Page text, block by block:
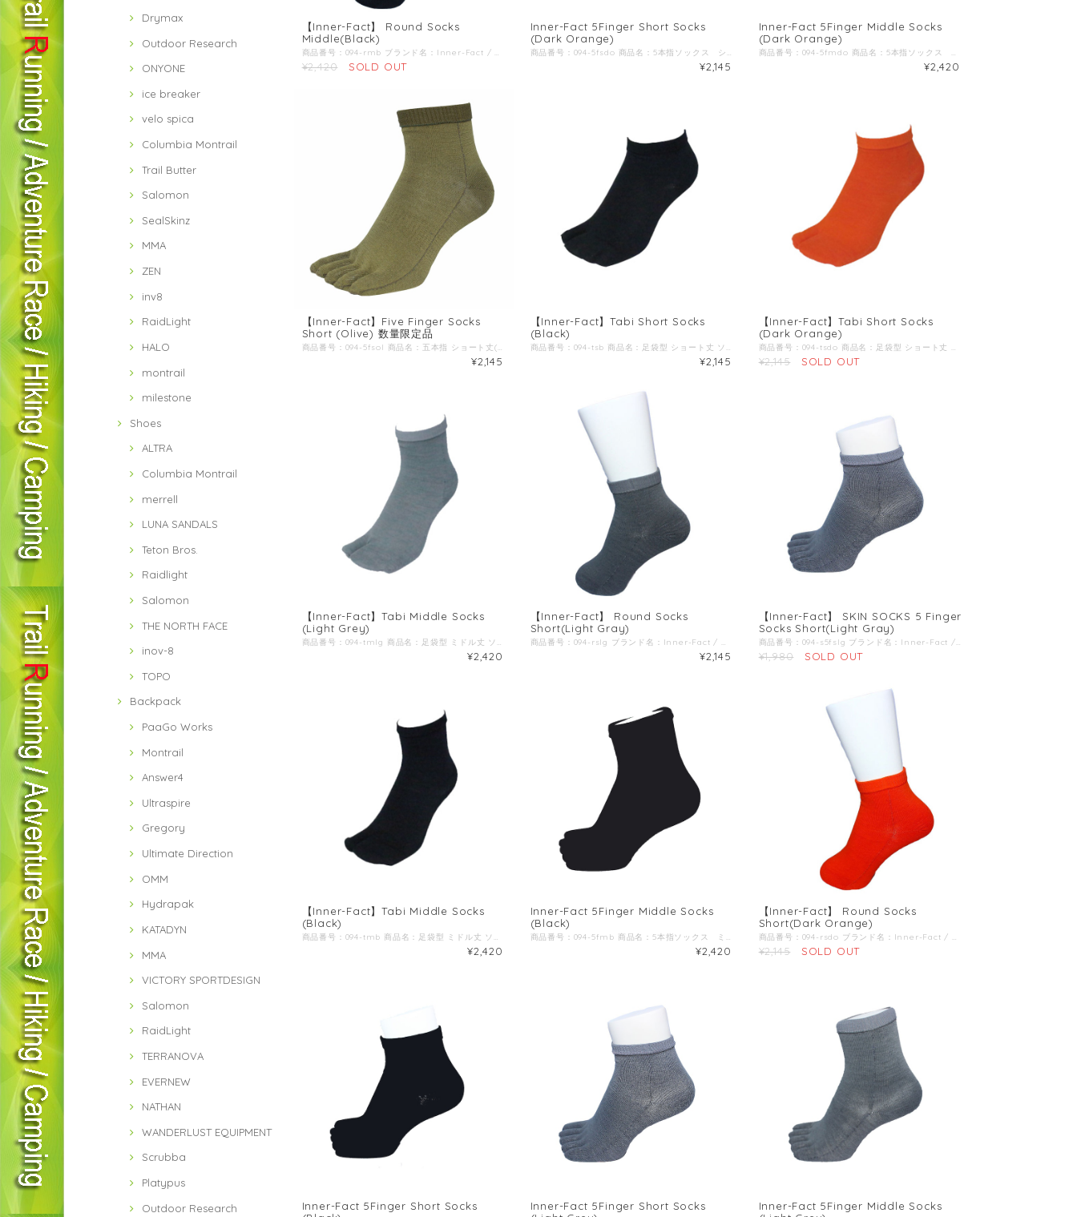
Drymax
Outdoor Research
ONYONE
ice breaker
velo spica
Columbia Montrail
Trail Butter
Salomon
SealSkinz
MMA
ZEN
inv8
RaidLight
HALO
montrail
milestone
Shoes
ALTRA
Columbia Montrail
merrell
LUNA SANDALS
Teton Bros.
Raidlight
Salomon
THE NORTH FACE
inov-8
TOPO
Backpack
PaaGo Works
Montrail
Answer4
Ultraspire
Gregory
Ultimate Direction
OMM
Hydrapak
KATADYN
MMA
VICTORY SPORTDESIGN
Salomon
RaidLight
TERRANOVA
EVERNEW
NATHAN
WANDERLUST EQUIPMENT
Scrubba
Platypus
Outdoor Research
【Inner-Fact】 Round Socks
Middle(Black)
商品番号：094-rmb ブランド名：Inner-Fact / インナーファクト / 商品名：ラウンド ミドル丈 商品説明：インナーファクトは雨、水たまり、滝汗、朝露や夜露、どぼんをしたとき、足元が濡れる要因が多いシチュエーションでも安心のドライ感を提供。長時間の縦走やトレイルラン、ウルトララン、沢登り、ハードな環境下でも信頼できる耐久性を実現。細かい部分にも配慮し、着用者にストレスを与えないモノづくり、妥協せず改善を続けていくモノづくり。再利用可能なパッケージにする事でゴミを減らす。 Color：Black ドライ感-DRY：靴下の主繊維に使用しているラミー（麻）は天然繊維の中で最もドライ感（吸湿速乾性）と耐久性に優れた素材。足元が濡れやすく長時間移動するシチュエーションにおいてドライ感は最も重要な部分。靴下の生地自体も比較的薄めの為、水分の保水率が少なく「濡れた感じがしない」ストレスフリーな靴下。靴下が濡れることで摩擦係数も高くなり足のダメージやトラブルの大きな要因に。約80%を天然繊維であるラミーを使用している為、環境にも優しくアウトドアアクティビティにおいての自然環境配備にも考慮した一足。 耐久性-TOUGH：ドライ感だけでなく耐久性の高さも誇るラミー（麻）はアウトドアアクティビティにおいてハードな使用にも耐えうる耐久性を実現。ウールや化学繊維の様な厚みを持たせる事なく耐久性を実現可能な為、より足裏感覚を敏感に捉える事が出来る。消臭効果も高い為、長時間の工程において少ない着替えで済み、より身軽にフィールドへ足を進める事が可能に。＜br＞ 平均して一足で、1,000km オーバーの歩行走行距離でも穴があかないとのフィードバックも多数。 靴下は消耗品ではなく、一つの重要な「ギア」として提案。ただし SKIN SOCKS はこの半分の耐久性。 情熱-PASSION：長時間行動し続けると、脚がむくみちょっとしたストレスが体力を削り、トラブルになる事も。靴下を作る際には網目が出ないホールガーメント機を使用し、更に足首部分の折り返しをあえて外側に配置する事で肌に触れる内側の面をフラットに。凹凸がない事でスレも抑制出来、長時間着用した際の脚への生地の食い込みも解決。刺繍によるロゴマークすら排除する事でわずか数グラムを削る前準備の精神性すら大事にする靴下。 パッケージ：アウトドアアクティビティにおいて雨や汗などで荷物が濡れてしまう事はよくある事。貴重品や小物、濡れては困る物をまとめて収納可能。パッケージ右側側面がジップロックの様に密封可能で水の侵入を防ぐ。たかがパッケージを再利用可能にする事でゴミ削減に繋げる。 丈の長さ：ミドル-足首- ショート丈＋5cm程の長さで、足首の隙間が生まれにくく小石の侵入を防ぐ。タイツと靴下の隙間日焼け予防にもちょうど良い長さ。 指型-FINGER TYPE：ROUND型-ラウンド型- 履きやすさを追求したラウンドタイプ。足が濡れている状態でも素早く着脱可能 薄さ-THINNESS：NORMAL -ノーマル- 耐久性の高さと厚過ぎない適度な薄さが安定の安定感。薄過ぎずシューズサイズが変わらず使える一足。 原材料：ラミー(苧麻)、ナイロン、ポリウレタン、ポリエステル
¥2,420 SOLD OUT
Inner-Fact 5Finger Short Socks
(Dark Orange)
商品番号：094-5fsdo 商品名：5本指ソックス ショート(くるぶし丈) ダークオレンジ ブランド名：Inner-Fact / インナーファクト 生産国：日本 原材料：ラミー(苧麻)、ナイロン、ポリウレタン、ポリエステル ◆商品説明：高いドライ感(吸湿速乾性)と耐久性を備えた五本指ソックス。 種繊維にラミー(苧麻)と言われる麻の繊維を採用。 ラミーは天然繊維の中で最も耐久性が高く、高いドライ感を兼ね備えており、潤質時に耐久性を増す特徴を持っているため、シューズ内で汗を吸収する靴下には最適な素材です。 また、野外で行う競技の中でもトレイルランやアドベンチャーレース、ウルトラランなど天候や環境によって濡れる可能性が高いシチュエーションの競技には最適な素材だと考えます。 滑り止めやコンプレッションなどの機能性をあえて排除し、競技者の足へのトラブルやストレスを如何に軽減することが出来るかに注力した、シンプルな靴下です。 ◆ポイント１ 足首部分の折り返しの凹凸を外側に持ってくることで、肌に当たる面はフラットに加工 ウルトラランやトレイルラン、アドベンチャーレースでは走行距離が数百キロという大会も珍しくなく、競技時間も複数日にまたがる場合も多々あるため、長時間履いても食い込みや擦過傷を軽減する為に折り返しの凹凸を外側に配置。 ◆ポイント２ 足指のフィット感にこだわった長さ 足指部分の生地が短かいと指先部分にテンションがかかるため、破れやすくなったり足指が引っ張られ浮指の原因になり体幹が損なわれる場合もあります。 また、足指の股の部分までしっかり生地が届かないと隙間に表面張力で汗や水が溜まることがあり、シワになりやすくスレやマメなどのトラブルの原因になることもあります。 ◆ポイント3 シューズに干渉しない丈の長さ 丈が短すぎると足とシューズが干渉しスレの原因になったり、くるぶしと靴下の間に隙間ができ小石がが入ってしまう事も。 くるぶしが隠れ、長すぎない長さにする事でストレスを感じにくくなります。 ◆ポイント4 サイズ識別ライン ご家族やチーム単位で洗濯を行った際に、サイズが把握出来るように足首の内側にサイズ識別ラインを入れております。 赤：S(22-24cm) 黄色：M(25-27cm) 青：L(28-30cm) ◆ポイント5 パッケージのこだわり ジップタイプでしっかり密封出来るので、替えの靴下としてパッケージのままバックパックなどに入れていても汗や突然の雨などでも中身が濡れません。 また、山地図や貴重品、補給食などを入れての二次仕様にもオススメです。
¥2,145
Inner-Fact 5Finger Middle Socks
(Dark Orange)
商品番号：094-5fmdo 商品名：5本指ソックス ミドル(足首丈) ダークオレンジ ブランド名：Inner-Fact / インナーファクト 生産国：日本 原材料：ラミー(苧麻)、ナイロン、ポリウレタン、ポリエステル ◆商品説明： 高いドライ感(吸湿速乾性)と耐久性を備えた五本指ソックス。 種繊維にラミー(苧麻)と言われる麻の繊維を採用。 ラミーは天然繊維の中で最も耐久性が高く、高いドライ感を兼ね備えており、潤質時に耐久性を増す特徴を持っているため、シューズ内で汗を吸収する靴下には最適な素材です。 また、野外で行う競技の中でもトレイルランやアドベンチャーレース、ウルトラランなど天候や環境によって濡れる可能性が高いシチュエーションの競技には最適な素材だと考えます。 滑り止めやコンプレッションなどの機能性をあえて排除し、競技者の足へのトラブルやストレスを如何に軽減することが出来るかに注力した、シンプルな靴下です。 ◆ポイント１ 足首部分の折り返しの凹凸を外側に持ってくることで、肌に当たる面はフラットに加工 ウルトラランやトレイルラン、アドベンチャーレースでは走行距離が数百キロという大会も珍しくなく、競技時間も複数日にまたがる場合も多々あるため、長時間履いても食い込みや擦過傷を軽減する為に折り返しの凹凸を外側に配置。 ◆ポイント２ 足指のフィット感にこだわった長さ 足指部分の生地が短かいと指先部分にテンションがかかるため、破れやすくなったり足指が引っ張られ浮指の原因になり体幹が損なわれる場合もあります。 また、足指の股の部分までしっかり生地が届かないと隙間に表面張力で汗や水が溜まることがあり、シワになりやすくスレやマメなどのトラブルの原因になることもあります。 ◆ポイント3 ショート丈+5cm トレイルやアドベンチャーレースで足首の汚れ防止、草木での擦過傷予防、ヒルやダニの予防には長めのタイプを選ぶのも一つの手段です。 寒さ対策や、タイツとの隙間の日焼け予防にも使えます。 ◆ポイント4 サイズ識別ライン ご家族やチーム単位で洗濯を行った際に、サイズが把握出来るように足首の内側にサイズ識別ラインを入れております。 赤：S(22-24cm) 黄色：M(25-27cm) 青：L(28-30cm) ◆ポイント5 パッケージのこだわり ジップタイプでしっかり密封出来るので、替えの靴下としてパッケージのままバックパックなどに入れていても汗や突然の雨などでも中身が濡れません。 また、山地図や貴重品、補給食などを入れての二次仕様にもオススメです。
¥2,420
【Inner-Fact】Five Finger Socks
Short (Olive) 数量限定品
商品番号：094-5fsol 商品名：五本指 ショート丈(足首丈) (オリーブ) ブランド名：Inner-Fact / インナーファクト 生産国：日本 原材料：ラミー(苧麻)、ナイロン、ポリウレタン、ポリエステル ◆商品説明：高いドライ感(吸湿速乾性)と耐久性を備えた五本指ソックス。 種繊維にラミー(苧麻)と言われる麻の繊維を採用。 ラミーは天然繊維の中で最も耐久性が高く、高いドライ感を兼ね備えており、潤質時に耐久性を増す特徴を持っているため、シューズ内で汗を吸収する靴下には最適な素材です。 また、野外で行う競技の中でもトレイルランやアドベンチャーレース、ウルトラランなど天候や環境によって濡れる可能性が高いシチュエーションの競技には最適な素材だと考えます。 滑り止めやコンプレッションなどの機能性をあえて排除し、競技者の足へのトラブルやストレスを如何に軽減することが出来るかに注力した、シンプルな靴下です。 ◆ポイント１ 足首部分の折り返しの凹凸を外側に持ってくることで、肌に当たる面はフラットに加工 ウルトラランやトレイルラン、アドベンチャーレースでは走行距離が数百キロという大会も珍しくなく、競技時間も複数日にまたがる場合も多々あるため、長時間履いても食い込みや擦過傷を軽減する為に折り返しの凹凸を外側に配置。 ◆ポイント２ 足指のフィット感にこだわった長さ 足指部分の生地が短かいと指先部分にテンションがかかるため、破れやすくなったり足指が引っ張られ浮指の原因になり体幹が損なわれる場合もあります。 また、足指の股の部分までしっかり生地が届かないと隙間に表面張力で汗や水が溜まることがあり、シワになりやすくスレやマメなどのトラブルの原因になることもあります。 ◆ポイント3 シューズに干渉しない丈の長さ 丈が短すぎると足とシューズが干渉しスレの原因になったり、くるぶしと靴下の間に隙間ができ小石がが入ってしまう事も。 くるぶしが隠れ、長すぎない長さにする事でストレスを感じにくくなります。 ◆ポイント4 サイズ識別ライン ご家族やチーム単位で洗濯を行った際に、サイズが把握出来るように足首の内側にサイズ識別ラインを入れております。 赤：S(22-24cm) 黄色：M(25-27cm) 青：L(28-30cm) ◆ポイント5 パッケージのこだわり ジップタイプでしっかり密封出来るので、替えの靴下としてパッケージのままバックパックなどに入れていても汗や突然の雨などでも中身が濡れません。 また、山地図や貴重品、補給食などを入れての二次仕様にもオススメです。
¥2,145
【Inner-Fact】Tabi Short Socks
(Black)
商品番号：094-tsb 商品名：足袋型 ショート丈 ソックス (ブラック) ブランド名：Inner-Fact / インナーファクト 生産国：日本 原材料：ラミー(苧麻)、ナイロン、ポリウレタン、ポリエステル ◆商品説明：高いドライ感(吸湿速乾性)と耐久性を備えた五本指ソックス。 種繊維にラミー(苧麻)と言われる麻の繊維を採用。 ラミーは天然繊維の中で最も耐久性が高く、高いドライ感を兼ね備えており、潤質時に耐久性を増す特徴を持っているため、シューズ内で汗を吸収する靴下には最適な素材です。 また、野外で行う競技の中でもトレイルランやアドベンチャーレース、ウルトラランなど天候や環境によって濡れる可能性が高いシチュエーションの競技には最適な素材だと考えます。 滑り止めやコンプレッションなどの機能性をあえて排除し、競技者の足へのトラブルやストレスを如何に軽減することが出来るかに注力した、シンプルな靴下です。 ◆ポイント１ 足首部分の折り返しの凹凸を外側に持ってくることで、肌に当たる面はフラットに加工 ウルトラランやトレイルラン、アドベンチャーレースでは走行距離が数百キロという大会も珍しくなく、競技時間も複数日にまたがる場合も多々あるため、長時間履いても食い込みや擦過傷を軽減する為に折り返しの凹凸を外側に配置。 ◆ポイント２ 足指を意識した靴下を使いたいが、五本指は履きにくい、時間がかかるという方にオススメなのが足袋型タイプです。 トライアスロンのスイムからランへのトランジットも、五本指を履くよりは履きやすいためタイムロス予防にも繋がります。 ◆ポイント3 シューズに干渉しない丈の長さ 丈が短すぎると足とシューズが干渉しスレの原因になったり、くるぶしと靴下の間に隙間ができ小石がが入ってしまう事も。 くるぶしが隠れ、長すぎない長さにする事でストレスを感じにくくなります。 ◆ポイント4 サイズ識別ライン ご家族やチーム単位で洗濯を行った際に、サイズが把握出来るように足首の内側にサイズ識別ラインを入れております。 赤：S(22-24cm) 黄色：M(25-27cm) 青：L(28-30cm) ◆ポイント5 パッケージのこだわり ジップタイプでしっかり密封出来るので、替えの靴下としてパッケージのままバックパックなどに入れていても汗や突然の雨などでも中身が濡れません。 また、山地図や貴重品、補給食などを入れての二次仕様にもオススメです。
¥2,145
【Inner-Fact】Tabi Short Socks
(Dark Orange)
商品番号：094-tsdo 商品名：足袋型 ショート丈 ソックス (ダークオレンジ) ブランド名：Inner-Fact / インナーファクト 生産国：日本 原材料：ラミー(苧麻)、ナイロン、ポリウレタン、ポリエステル ◆商品説明：高いドライ感(吸湿速乾性)と耐久性を備えた五本指ソックス。 種繊維にラミー(苧麻)と言われる麻の繊維を採用。 ラミーは天然繊維の中で最も耐久性が高く、高いドライ感を兼ね備えており、潤質時に耐久性を増す特徴を持っているため、シューズ内で汗を吸収する靴下には最適な素材です。 また、野外で行う競技の中でもトレイルランやアドベンチャーレース、ウルトラランなど天候や環境によって濡れる可能性が高いシチュエーションの競技には最適な素材だと考えます。 滑り止めやコンプレッションなどの機能性をあえて排除し、競技者の足へのトラブルやストレスを如何に軽減することが出来るかに注力した、シンプルな靴下です。 ◆ポイント１ 足首部分の折り返しの凹凸を外側に持ってくることで、肌に当たる面はフラットに加工 ウルトラランやトレイルラン、アドベンチャーレースでは走行距離が数百キロという大会も珍しくなく、競技時間も複数日にまたがる場合も多々あるため、長時間履いても食い込みや擦過傷を軽減する為に折り返しの凹凸を外側に配置。 ◆ポイント２ 足指を意識した靴下を使いたいが、五本指は履きにくい、時間がかかるという方にオススメなのが足袋型タイプです。 トライアスロンのスイムからランへのトランジットも、五本指を履くよりは履きやすいためタイムロス予防にも繋がります。 ◆ポイント3 シューズに干渉しない丈の長さ 丈が短すぎると足とシューズが干渉しスレの原因になったり、くるぶしと靴下の間に隙間ができ小石がが入ってしまう事も。 くるぶしが隠れ、長すぎない長さにする事でストレスを感じにくくなります。 ◆ポイント4 サイズ識別ライン ご家族やチーム単位で洗濯を行った際に、サイズが把握出来るように足首の内側にサイズ識別ラインを入れております。 赤：S(22-24cm) 黄色：M(25-27cm) 青：L(28-30cm) ◆ポイント5 パッケージのこだわり ジップタイプでしっかり密封出来るので、替えの靴下としてパッケージのままバックパックなどに入れていても汗や突然の雨などでも中身が濡れません。 また、山地図や貴重品、補給食などを入れての二次仕様にもオススメです。
¥2,145 SOLD OUT
【Inner-Fact】Tabi Middle Socks
(Light Grey)
商品番号：094-tmlg 商品名：足袋型 ミドル丈 ソックス (ライトグレー) ブランド名：Inner-Fact / インナーファクト 生産国：日本 原材料：ラミー(苧麻)、ナイロン、ポリウレタン、ポリエステル ◆商品説明：高いドライ感(吸湿速乾性)と耐久性を備えた五本指ソックス。 種繊維にラミー(苧麻)と言われる麻の繊維を採用。 ラミーは天然繊維の中で最も耐久性が高く、高いドライ感を兼ね備えており、潤質時に耐久性を増す特徴を持っているため、シューズ内で汗を吸収する靴下には最適な素材です。 また、野外で行う競技の中でもトレイルランやアドベンチャーレース、ウルトラランなど天候や環境によって濡れる可能性が高いシチュエーションの競技には最適な素材だと考えます。 滑り止めやコンプレッションなどの機能性をあえて排除し、競技者の足へのトラブルやストレスを如何に軽減することが出来るかに注力した、シンプルな靴下です。 ◆ポイント１ 足首部分の折り返しの凹凸を外側に持ってくることで、肌に当たる面はフラットに加工 ウルトラランやトレイルラン、アドベンチャーレースでは走行距離が数百キロという大会も珍しくなく、競技時間も複数日にまたがる場合も多々あるため、長時間履いても食い込みや擦過傷を軽減する為に折り返しの凹凸を外側に配置。 ◆ポイント２ 足指を意識した靴下を使いたいが、五本指は履きにくい、時間がかかるという方にオススメなのが足袋型タイプです。 トライアスロンのスイムからランへのトランジットも、五本指を履くよりは履きやすいためタイムロス予防にも繋がります。 ◆ポイント3 シューズに干渉しない丈の長さ 丈が短すぎると足とシューズが干渉しスレの原因になったり、くるぶしと靴下の間に隙間ができ小石がが入ってしまう事も。 くるぶしが隠れ、長すぎない長さにする事でストレスを感じにくくなります。 ◆ポイント4 サイズ識別ライン ご家族やチーム単位で洗濯を行った際に、サイズが把握出来るように足首の内側にサイズ識別ラインを入れております。 赤：S(22-24cm) 黄色：M(25-27cm) 青：L(28-30cm) ◆ポイント5 パッケージのこだわり ジップタイプでしっかり密封出来るので、替えの靴下としてパッケージのままバックパックなどに入れていても汗や突然の雨などでも中身が濡れません。 また、山地図や貴重品、補給食などを入れての二次仕様にもオススメです。
¥2,420
【Inner-Fact】 Round Socks
Short(Light Gray)
商品番号：094-rslg ブランド名：Inner-Fact / インナーファクト / 商品名：ラウンド ショート丈 商品説明：インナーファクトは雨、水たまり、滝汗、朝露や夜露、どぼんをしたとき、足元が濡れる要因が多いシチュエーションでも安心のドライ感を提供。長時間の縦走やトレイルラン、ウルトララン、沢登り、ハードな環境下でも信頼できる耐久性を実現。細かい部分にも配慮し、着用者にストレスを与えないモノづくり、妥協せず改善を続けていくモノづくり。再利用可能なパッケージにする事でゴミを減らす。 Color：Light Gray ドライ感-DRY：靴下の主繊維に使用しているラミー（麻）は天然繊維の中で最もドライ感（吸湿速乾性）と耐久性に優れた素材。足元が濡れやすく長時間移動するシチュエーションにおいてドライ感は最も重要な部分。靴下の生地自体も比較的薄めの為、水分の保水率が少なく「濡れた感じがしない」ストレスフリーな靴下。靴下が濡れることで摩擦係数も高くなり足のダメージやトラブルの大きな要因に。約80%を天然繊維であるラミーを使用している為、環境にも優しくアウトドアアクティビティにおいての自然環境配備にも考慮した一足。 耐久性-TOUGH：ドライ感だけでなく耐久性の高さも誇るラミー（麻）はアウトドアアクティビティにおいてハードな使用にも耐えうる耐久性を実現。ウールや化学繊維の様な厚みを持たせる事なく耐久性を実現可能な為、より足裏感覚を敏感に捉える事が出来る。消臭効果も高い為、長時間の工程において少ない着替えで済み、より身軽にフィールドへ足を進める事が可能に。＜br＞ 平均して一足で、1,000km オーバーの歩行走行距離でも穴があかないとのフィードバックも多数。 靴下は消耗品ではなく、一つの重要な「ギア」として提案。ただし SKIN SOCKS はこの半分の耐久性。 情熱-PASSION：長時間行動し続けると、脚がむくみちょっとしたストレスが体力を削り、トラブルになる事も。靴下を作る際には網目が出ないホールガーメント機を使用し、更に足首部分の折り返しをあえて外側に配置する事で肌に触れる内側の面をフラットに。凹凸がない事でスレも抑制出来、長時間着用した際の脚への生地の食い込みも解決。刺繍によるロゴマークすら排除する事でわずか数グラムを削る前準備の精神性すら大事にする靴下。 パッケージ：アウトドアアクティビティにおいて雨や汗などで荷物が濡れてしまう事はよくある事。貴重品や小物、濡れては困る物をまとめて収納可能。パッケージ右側側面がジップロックの様に密封可能で水の侵入を防ぐ。たかがパッケージを再利用可能にする事でゴミ削減に繋げる。 丈の長さ：ショート-くるぶし- くるぶし上の丈でシューズに履き口が足首に干渉しない。シューズを履いた際に2cm前後靴下の色が見える長さ。 指型-FINGER TYPE：ROUND型-ラウンド型- 履きやすさを追求したラウンドタイプ。足が濡れている状態でも素早く着脱可能 薄さ-THINNESS：NORMAL -ノーマル- 耐久性の高さと厚過ぎない適度な薄さが安定の安定感。薄過ぎずシューズサイズが変わらず使える一足。 原材料：ラミー(苧麻)、ナイロン、ポリウレタン、ポリエステル
¥2,145
【Inner-Fact】 SKIN SOCKS 5 Finger
Socks Short(Light Gray)
商品番号：094-s5fslg ブランド名：Inner-Fact / インナーファクト / 商品名：SKIN SOCKS 五本指 ショート丈 商品説明：インナーファクトは雨、水たまり、滝汗、朝露や夜露、どぼんをしたとき、足元が濡れる要因が多いシチュエーションでも安心のドライ感を提供。長時間の縦走やトレイルラン、ウルトララン、沢登り、ハードな環境下でも信頼できる耐久性を実現。細かい部分にも配慮し、着用者にストレスを与えないモノづくり、妥協せず改善を続けていくモノづくり。再利用可能なパッケージにする事でゴミを減らす。 Color：Light Gray ドライ感-DRY：靴下の主繊維に使用しているラミー（麻）は天然繊維の中で最もドライ感（吸湿速乾性）と耐久性に優れた素材。足元が濡れやすく長時間移動するシチュエーションにおいてドライ感は最も重要な部分。靴下の生地自体も比較的薄めの為、水分の保水率が少なく「濡れた感じがしない」ストレスフリーな靴下。靴下が濡れることで摩擦係数も高くなり足のダメージやトラブルの大きな要因に。約80%を天然繊維であるラミーを使用している為、環境にも優しくアウトドアアクティビティにおいての自然環境配備にも考慮した一足。 耐久性-TOUGH：ドライ感だけでなく耐久性の高さも誇るラミー（麻）はアウトドアアクティビティにおいてハードな使用にも耐えうる耐久性を実現。ウールや化学繊維の様な厚みを持たせる事なく耐久性を実現可能な為、より足裏感覚を敏感に捉える事が出来る。消臭効果も高い為、長時間の工程において少ない着替えで済み、より身軽にフィールドへ足を進める事が可能に。＜br＞ 平均して一足で、1,000km オーバーの歩行走行距離でも穴があかないとのフィードバックも多数。 靴下は消耗品ではなく、一つの重要な「ギア」として提案。ただし SKIN SOCKS はこの半分の耐久性。 情熱-PASSION：長時間行動し続けると、脚がむくみちょっとしたストレスが体力を削り、トラブルになる事も。靴下を作る際には網目が出ないホールガーメント機を使用し、更に足首部分の折り返しをあえて外側に配置する事で肌に触れる内側の面をフラットに。凹凸がない事でスレも抑制出来、長時間着用した際の脚への生地の食い込みも解決。刺繍によるロゴマークすら排除する事でわずか数グラムを削る前準備の精神性すら大事にする靴下。 パッケージ：アウトドアアクティビティにおいて雨や汗などで荷物が濡れてしまう事はよくある事。貴重品や小物、濡れては困る物をまとめて収納可能。パッケージ右側側面がジップロックの様に密封可能で水の侵入を防ぐ。たかがパッケージを再利用可能にする事でゴミ削減に繋げる。 丈の長さ：ショート-くるぶし- くるぶし上の丈でシューズに履き口が足首に干渉しない。シューズを履いた際に2cm前後靴下の色が見える長さ。 指型-FINGER TYPE：5 FINGER -五本指- 最もドライ感を感じやすい五本指タイプ。指の長さもしっかり長めで窮屈感を感じさせない長さ。 薄さ-THINNESS：SKIN SOCKS -極薄- 圧倒的なドライ感と素足感覚を誇る極薄タイプ。しなやかさと柔らかさは極上の履き心地。 原材料：ラミー(苧麻)、ナイロン、ポリウレタン、ポリエステル
¥1,980 SOLD OUT
【Inner-Fact】Tabi Middle Socks
(Black)
商品番号：094-tmb 商品名：足袋型 ミドル丈 ソックス (ブラック) ブランド名：Inner-Fact / インナーファクト 生産国：日本 原材料：ラミー(苧麻)、ナイロン、ポリウレタン、ポリエステル ◆商品説明：高いドライ感(吸湿速乾性)と耐久性を備えた五本指ソックス。 種繊維にラミー(苧麻)と言われる麻の繊維を採用。 ラミーは天然繊維の中で最も耐久性が高く、高いドライ感を兼ね備えており、潤質時に耐久性を増す特徴を持っているため、シューズ内で汗を吸収する靴下には最適な素材です。 また、野外で行う競技の中でもトレイルランやアドベンチャーレース、ウルトラランなど天候や環境によって濡れる可能性が高いシチュエーションの競技には最適な素材だと考えます。 滑り止めやコンプレッションなどの機能性をあえて排除し、競技者の足へのトラブルやストレスを如何に軽減することが出来るかに注力した、シンプルな靴下です。 ◆ポイント１ 足首部分の折り返しの凹凸を外側に持ってくることで、肌に当たる面はフラットに加工 ウルトラランやトレイルラン、アドベンチャーレースでは走行距離が数百キロという大会も珍しくなく、競技時間も複数日にまたがる場合も多々あるため、長時間履いても食い込みや擦過傷を軽減する為に折り返しの凹凸を外側に配置。 ◆ポイント２ 足指を意識した靴下を使いたいが、五本指は履きにくい、時間がかかるという方にオススメなのが足袋型タイプです。 トライアスロンのスイムからランへのトランジットも、五本指を履くよりは履きやすいためタイムロス予防にも繋がります。 ◆ポイント3 シューズに干渉しない丈の長さ 丈が短すぎると足とシューズが干渉しスレの原因になったり、くるぶしと靴下の間に隙間ができ小石がが入ってしまう事も。 くるぶしが隠れ、長すぎない長さにする事でストレスを感じにくくなります。 ◆ポイント4 サイズ識別ライン ご家族やチーム単位で洗濯を行った際に、サイズが把握出来るように足首の内側にサイズ識別ラインを入れております。 赤：S(22-24cm) 黄色：M(25-27cm) 青：L(28-30cm) ◆ポイント5 パッケージのこだわり ジップタイプでしっかり密封出来るので、替えの靴下としてパッケージのままバックパックなどに入れていても汗や突然の雨などでも中身が濡れません。 また、山地図や貴重品、補給食などを入れての二次仕様にもオススメです。
¥2,420
Inner-Fact 5Finger Middle Socks
(Black)
商品番号：094-5fmb 商品名：5本指ソックス ミドル(足首丈) ブラック ブランド名：Inner-Fact / インナーファクト 生産国：日本 原材料：ラミー(苧麻)、ナイロン、ポリウレタン、ポリエステル ◆商品説明： 高いドライ感(吸湿速乾性)と耐久性を備えた五本指ソックス。 種繊維にラミー(苧麻)と言われる麻の繊維を採用。 ラミーは天然繊維の中で最も耐久性が高く、高いドライ感を兼ね備えており、潤質時に耐久性を増す特徴を持っているため、シューズ内で汗を吸収する靴下には最適な素材です。 また、野外で行う競技の中でもトレイルランやアドベンチャーレース、ウルトラランなど天候や環境によって濡れる可能性が高いシチュエーションの競技には最適な素材だと考えます。 滑り止めやコンプレッションなどの機能性をあえて排除し、競技者の足へのトラブルやストレスを如何に軽減することが出来るかに注力した、シンプルな靴下です。 ◆ポイント１ 足首部分の折り返しの凹凸を外側に持ってくることで、肌に当たる面はフラットに加工 ウルトラランやトレイルラン、アドベンチャーレースでは走行距離が数百キロという大会も珍しくなく、競技時間も複数日にまたがる場合も多々あるため、長時間履いても食い込みや擦過傷を軽減する為に折り返しの凹凸を外側に配置。 ◆ポイント２ 足指のフィット感にこだわった長さ 足指部分の生地が短かいと指先部分にテンションがかかるため、破れやすくなったり足指が引っ張られ浮指の原因になり体幹が損なわれる場合もあります。 また、足指の股の部分までしっかり生地が届かないと隙間に表面張力で汗や水が溜まることがあり、シワになりやすくスレやマメなどのトラブルの原因になることもあります。 ◆ポイント3 ショート丈+5cm トレイルやアドベンチャーレースで足首の汚れ防止、草木での擦過傷予防、ヒルやダニの予防には長めのタイプを選ぶのも一つの手段です。 寒さ対策や、タイツとの隙間の日焼け予防にも使えます。 ◆ポイント4 サイズ識別ライン ご家族やチーム単位で洗濯を行った際に、サイズが把握出来るように足首の内側にサイズ識別ラインを入れております。 赤：S(22-24cm) 黄色：M(25-27cm) 青：L(28-30cm) ◆ポイント5 パッケージのこだわり ジップタイプでしっかり密封出来るので、替えの靴下としてパッケージのままバックパックなどに入れていても汗や突然の雨などでも中身が濡れません。 また、山地図や貴重品、補給食などを入れての二次仕様にもオススメです。
¥2,420
【Inner-Fact】 Round Socks
Short(Dark Orange)
商品番号：094-rsdo ブランド名：Inner-Fact / インナーファクト / 商品名：ラウンド ショート丈 商品説明：インナーファクトは雨、水たまり、滝汗、朝露や夜露、どぼんをしたとき、足元が濡れる要因が多いシチュエーションでも安心のドライ感を提供。長時間の縦走やトレイルラン、ウルトララン、沢登り、ハードな環境下でも信頼できる耐久性を実現。細かい部分にも配慮し、着用者にストレスを与えないモノづくり、妥協せず改善を続けていくモノづくり。再利用可能なパッケージにする事でゴミを減らす。 Color：Dark Orange ドライ感-DRY：靴下の主繊維に使用しているラミー（麻）は天然繊維の中で最もドライ感（吸湿速乾性）と耐久性に優れた素材。足元が濡れやすく長時間移動するシチュエーションにおいてドライ感は最も重要な部分。靴下の生地自体も比較的薄めの為、水分の保水率が少なく「濡れた感じがしない」ストレスフリーな靴下。靴下が濡れることで摩擦係数も高くなり足のダメージやトラブルの大きな要因に。約80%を天然繊維であるラミーを使用している為、環境にも優しくアウトドアアクティビティにおいての自然環境配備にも考慮した一足。 耐久性-TOUGH：ドライ感だけでなく耐久性の高さも誇るラミー（麻）はアウトドアアクティビティにおいてハードな使用にも耐えうる耐久性を実現。ウールや化学繊維の様な厚みを持たせる事なく耐久性を実現可能な為、より足裏感覚を敏感に捉える事が出来る。消臭効果も高い為、長時間の工程において少ない着替えで済み、より身軽にフィールドへ足を進める事が可能に。＜br＞ 平均して一足で、1,000km オーバーの歩行走行距離でも穴があかないとのフィードバックも多数。 靴下は消耗品ではなく、一つの重要な「ギア」として提案。ただし SKIN SOCKS はこの半分の耐久性。 情熱-PASSION：長時間行動し続けると、脚がむくみちょっとしたストレスが体力を削り、トラブルになる事も。靴下を作る際には網目が出ないホールガーメント機を使用し、更に足首部分の折り返しをあえて外側に配置する事で肌に触れる内側の面をフラットに。凹凸がない事でスレも抑制出来、長時間着用した際の脚への生地の食い込みも解決。刺繍によるロゴマークすら排除する事でわずか数グラムを削る前準備の精神性すら大事にする靴下。 パッケージ：アウトドアアクティビティにおいて雨や汗などで荷物が濡れてしまう事はよくある事。貴重品や小物、濡れては困る物をまとめて収納可能。パッケージ右側側面がジップロックの様に密封可能で水の侵入を防ぐ。たかがパッケージを再利用可能にする事でゴミ削減に繋げる。 丈の長さ：ショート-くるぶし- くるぶし上の丈でシューズに履き口が足首に干渉しない。シューズを履いた際に2cm前後靴下の色が見える長さ。 指型-FINGER TYPE：ROUND型-ラウンド型- 履きやすさを追求したラウンドタイプ。足が濡れている状態でも素早く着脱可能 薄さ-THINNESS：NORMAL -ノーマル- 耐久性の高さと厚過ぎない適度な薄さが安定の安定感。薄過ぎずシューズサイズが変わらず使える一足。 原材料：ラミー(苧麻)、ナイロン、ポリウレタン、ポリエステル
¥2,145 SOLD OUT
Inner-Fact 5Finger Short Socks
Inner-Fact 5Finger Short Socks
Inner-Fact 5Finger Middle Socks